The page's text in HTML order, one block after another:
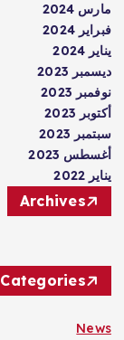
مارس 2024
فبراير 2024
يناير 2024
ديسمبر 2023
نوفمبر 2023
أكتوبر 2023
سبتمبر 2023
أغسطس 2023
يناير 2022
Archives
Categories
News